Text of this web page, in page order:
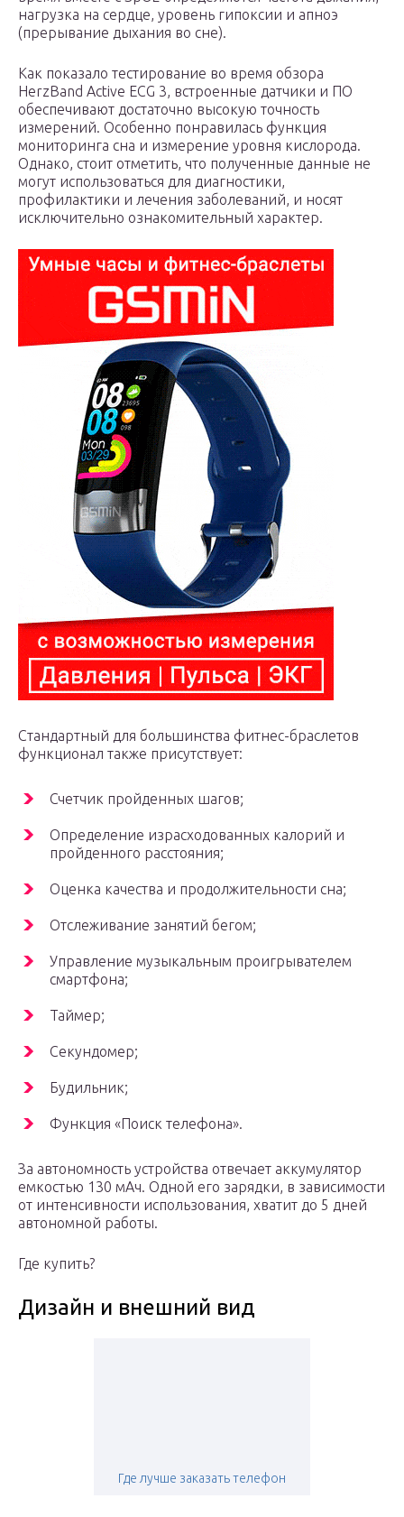
нагрузка на сердце, уровень гипоксии и апноэ
(прерывание дыхания во сне).
Как показало тестирование во время обзора
HerzBand Active ECG 3, встроенные датчики и ПО
обеспечивают достаточно высокую точность
измерений. Особенно понравилась функция
мониторинга сна и измерение уровня кислорода.
Однако, стоит отметить, что полученные данные не
могут использоваться для диагностики,
профилактики и лечения заболеваний, и носят
исключительно ознакомительный характер.
Стандартный для большинства фитнес-браслетов
функционал также присутствует:
Счетчик пройденных шагов;
Определение израсходованных калорий и
пройденного расстояния;
Оценка качества и продолжительности сна;
Отслеживание занятий бегом;
Управление музыкальным проигрывателем
смартфона;
Таймер;
Секундомер;
Будильник;
Функция «Поиск телефона».
За автономность устройства отвечает аккумулятор
емкостью 130 мАч. Одной его зарядки, в зависимости
от интенсивности использования, хватит до 5 дней
автономной работы.
Где купить?
Дизайн и внешний вид
Где лучше заказать телефон